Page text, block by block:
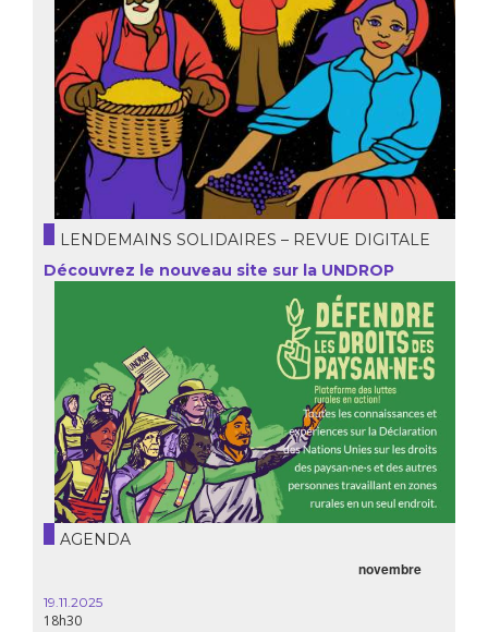
LENDEMAINS SOLIDAIRES – REVUE DIGITALE
Découvrez le nouveau site sur la UNDROP
AGENDA
novembre
19.11.2025
18h30